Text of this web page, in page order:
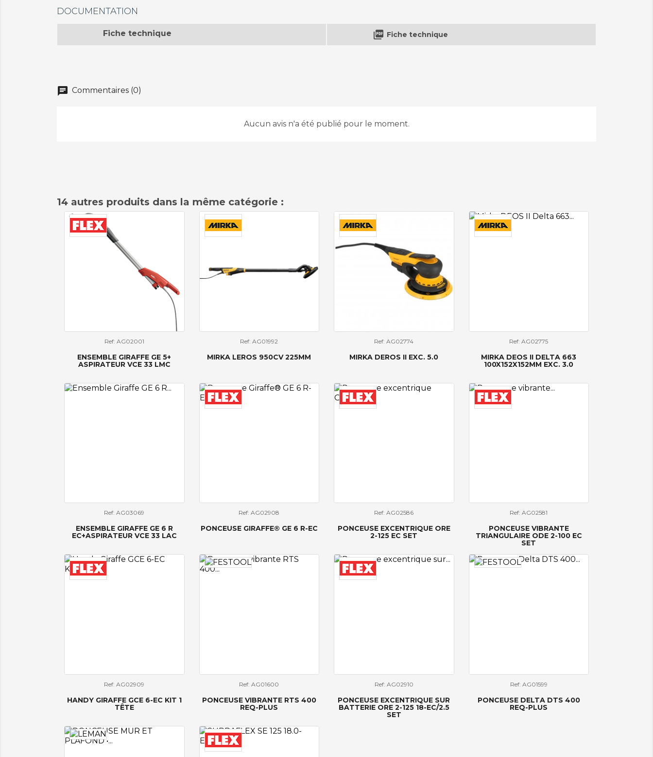
DOCUMENTATION
Fiche technique  Fiche technique
chat Commentaires (0)
Aucun avis n'a été publié pour le moment.
14 autres produits dans la même catégorie :
Ref: AG02001
ENSEMBLE GIRAFFE GE 5+
ASPIRATEUR VCE 33 LMC
Ref: AG01992
MIRKA LEROS 950CV 225MM
Ref: AG02774
MIRKA DEROS II EXC. 5.0
Ref: AG02775
MIRKA DEOS II DELTA 663
100X152X152MM EXC. 3.0
Ref: AG03069
ENSEMBLE GIRAFFE GE 6 R
EC+ASPIRATEUR VCE 33 LAC
Ref: AG02908
PONCEUSE GIRAFFE® GE 6 R-EC
Ref: AG02586
PONCEUSE EXCENTRIQUE ORE
2-125 EC SET
Ref: AG02581
PONCEUSE VIBRANTE
TRIANGULAIRE ODE 2-100 EC
SET
Ref: AG02909
HANDY GIRAFFE GCE 6-EC KIT 1
TÊTE
Ref: AG01600
PONCEUSE VIBRANTE RTS 400
REQ-PLUS
Ref: AG02910
PONCEUSE EXCENTRIQUE SUR
BATTERIE ORE 2-125 18-EC/2.5
SET
Ref: AG01599
PONCEUSE DELTA DTS 400
REQ-PLUS